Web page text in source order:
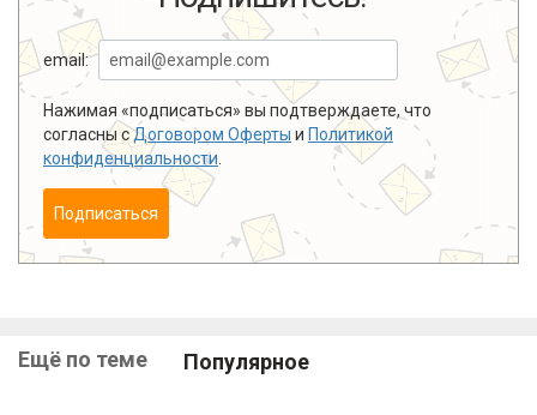
email:
Нажимая «подписаться» вы подтверждаете, что
согласны сДоговором Оферты и Политикой
конфиденциальности
Подписаться
Ещё по теме Популярное